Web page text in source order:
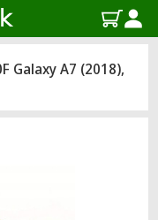
Galaxy A7 (2018),